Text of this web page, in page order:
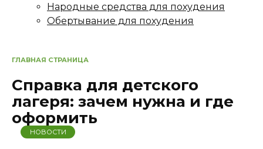
Народные средства для похудения
Обертывание для похудения
ГЛАВНАЯ СТРАНИЦА
Справка для детского
лагеря: зачем нужна и где
оформить
НОВОСТИ